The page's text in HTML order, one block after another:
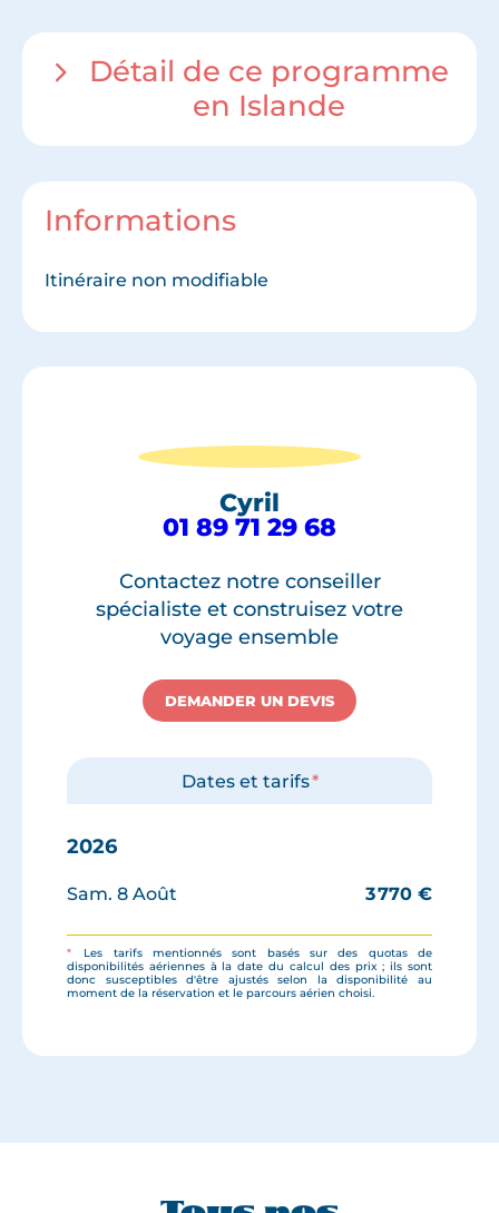
Détail de ce programme
en Islande
Informations
Itinéraire non modifiable
Cyril
01 89 71 29 68
Contactez notre conseiller
spécialiste et construisez votre
voyage ensemble
DEMANDER UN DEVIS
Dates et tarifs*
2026
Sam. 8 Août 3 770 €
*
Les tarifs mentionnés sont basés sur des quotas de
disponibilités aériennes à la date du calcul des prix ; ils sont
donc susceptibles d'être ajustés selon la disponibilité au
moment de la réservation et le parcours aérien choisi.